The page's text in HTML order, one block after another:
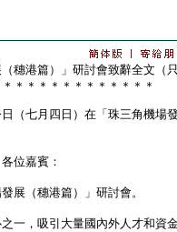
穗港篇）」研討會致辭全文（只
＊＊＊＊＊＊＊＊＊＊＊＊
七月四日）在「珠三角機場
位嘉賓：
（穗港篇）」研討會。
，吸引大量國內外人才和資